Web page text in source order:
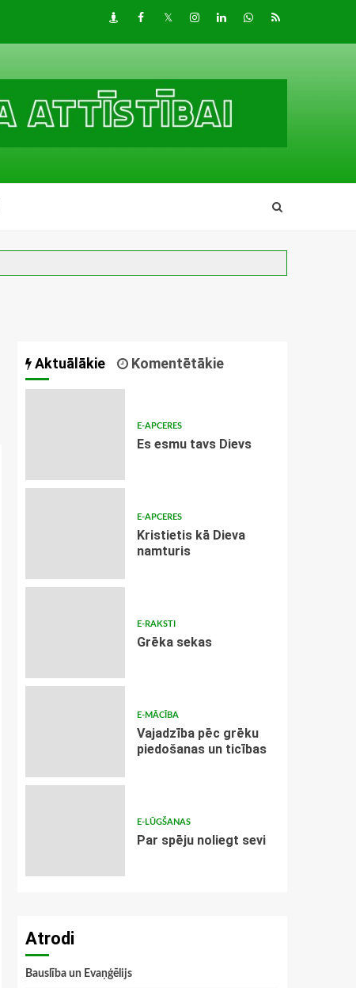
DraugiemFacebook
TwitterInstagram
LinkedInwhatsapp
RSS
Aktuālākie Komentētākie
E-APCERES
Es esmu tavs Dievs
E-APCERES
Kristietis kā Dieva
namturis
E-RAKSTI
Grēka sekas
E-MĀCĪBA
Vajadzība pēc grēku
piedošanas un ticības
E-LŪGŠANAS
Par spēju noliegt sevi
Atrodi
Bauslība un Evaņģēlijs